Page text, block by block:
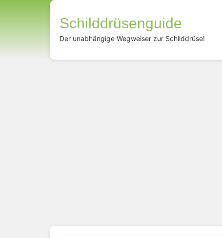
Schilddrüsenguide
Der unabhängige Wegweiser zur Schilddrüse!